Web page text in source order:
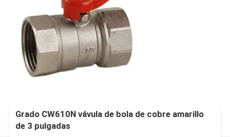
Grado CW610N vávula de bola de cobre amarillo
de 3 pulgadas